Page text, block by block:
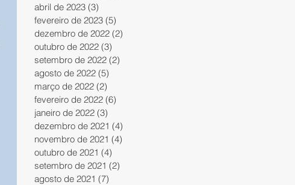
abril de 2023 (3)
fevereiro de 2023 (5)
dezembro de 2022 (2)
outubro de 2022 (3)
setembro de 2022 (2)
agosto de 2022 (5)
março de 2022 (2)
fevereiro de 2022 (6)
janeiro de 2022 (3)
dezembro de 2021 (4)
novembro de 2021 (4)
outubro de 2021 (4)
setembro de 2021 (2)
agosto de 2021 (7)